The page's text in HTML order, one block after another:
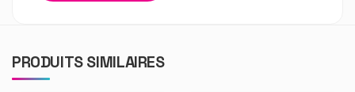
PRODUITS SIMILAIRES